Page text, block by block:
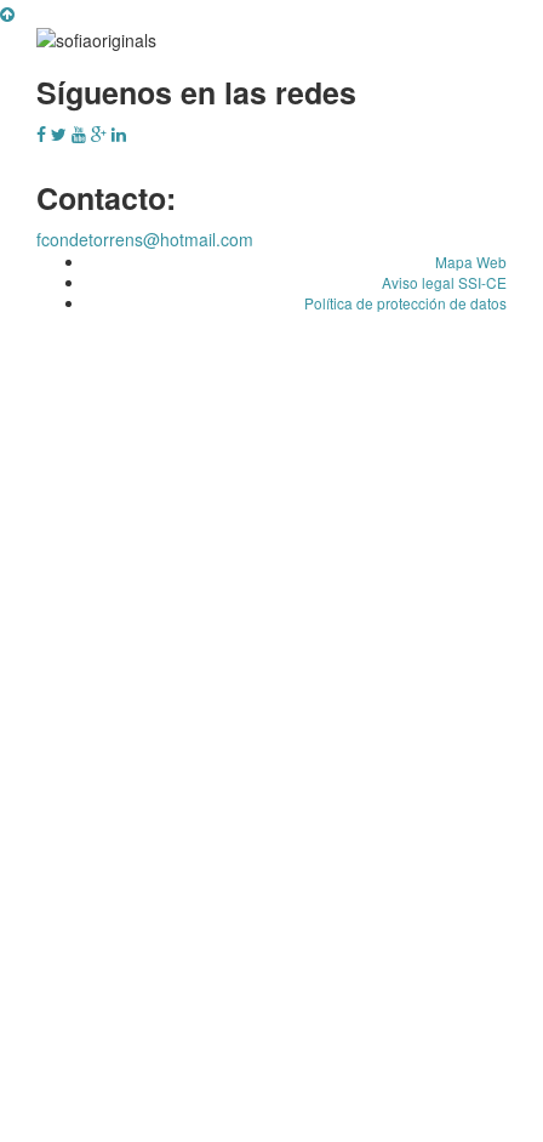
Síguenos en las redes
Contacto:
fcondetorrens@hotmail.com
Mapa Web
Aviso legal SSI-CE
Política de protección de datos